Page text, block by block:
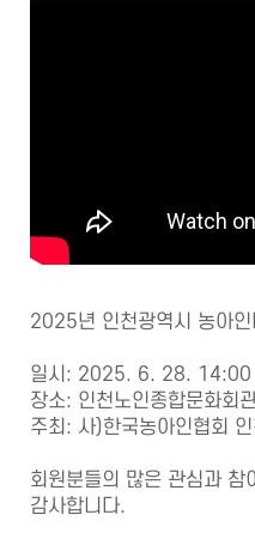
2025년 인천광역시 농아인
일시: 2025. 6. 28. 14:00
장소: 인천노인종합문화회
주최: 사)한국농아인협회
회원분들의 많은 관심과 참
감사합니다.